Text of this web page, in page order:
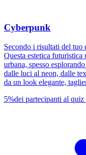
Cyberpunk
Secondo i risultati del tuo
Questa estetica
urbana, spesso
dalle luci al neon, dalle
da un look elegante,
5%dei partecipanti al quiz